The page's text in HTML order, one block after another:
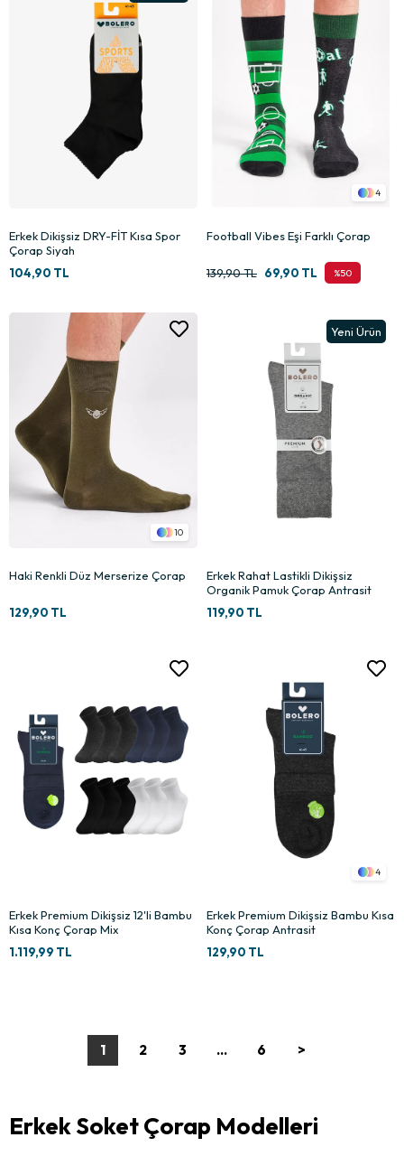
Erkek Dikişsiz DRY-FİT Kısa Spor
Çorap Siyah
104,90 TL
4
Football Vibes Eşi Farklı Çorap
%50
69,90 TL
139,90 TL
10
Haki Renkli Düz Merserize Çorap
129,90 TL
Erkek Rahat Lastikli Dikişsiz
Organik Pamuk Çorap Antrasit
119,90 TL
Yeni Ürün
Erkek Premium Dikişsiz 12'li Bambu
Kısa Konç Çorap Mix
1.119,99 TL
4
Erkek Premium Dikişsiz Bambu Kısa
Konç Çorap Antrasit
129,90 TL
1 2 3 ... 6 >
Erkek Soket Çorap Modelleri